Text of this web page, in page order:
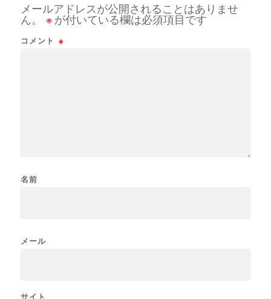
メールアドレスが公開されることはありませ
ん。
※ が付いている欄は必須項目です
コメント ※
名前
メール
サイト